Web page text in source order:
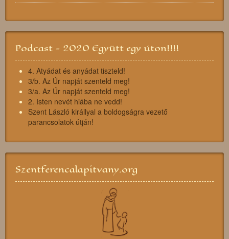
Podcast - 2020 Együtt egy úton!!!!
4. Atyádat és anyádat tiszteld!
3/b. Az Úr napját szenteld meg!
3/a. Az Úr napját szenteld meg!
2. Isten nevét hiába ne vedd!
Szent László királlyal a boldogságra vezető
parancsolatok útján!
Szentferencalapitvany.org